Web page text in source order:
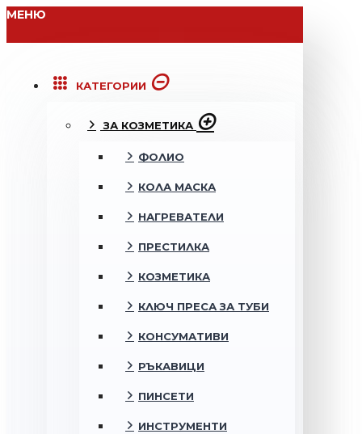
МЕНЮ
КАТЕГОРИИ
ЗА КОЗМЕТИКА
ФОЛИО
КОЛА МАСКА
НАГРЕВАТЕЛИ
ПРЕСТИЛКА
КОЗМЕТИКА
КЛЮЧ ПРЕСА ЗА ТУБИ
КОНСУМАТИВИ
РЪКАВИЦИ
ПИНСЕТИ
ИНСТРУМЕНТИ